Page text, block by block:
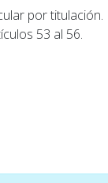
por titulación.
53 al 56.